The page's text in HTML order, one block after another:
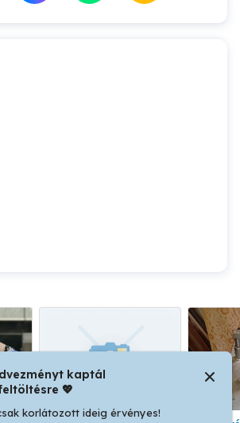
kaptál
💖
korlátozott ideig érvényes!